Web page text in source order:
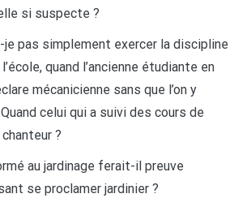
si suspecte ?
je pas simplement exercer la discipline
quand l’ancienne étudiante en
mécanicienne sans que l’on y
celui qui a suivi des cours de
?
au jardinage ferait-il preuve
se proclamer jardinier ?